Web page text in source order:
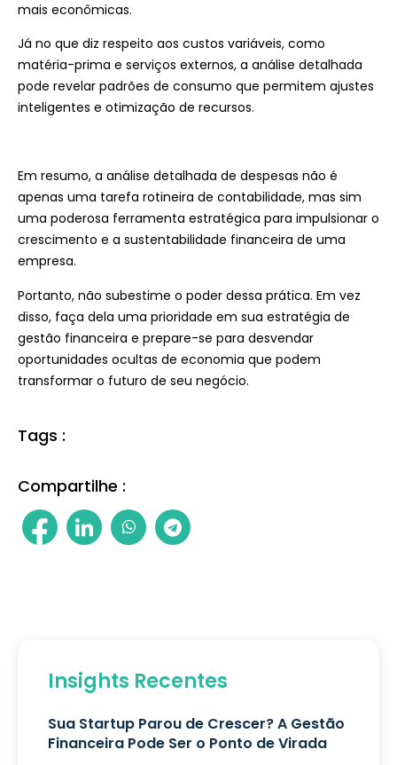
mais econômicas.
Já no que diz respeito aos custos variáveis, como
matéria-prima e serviços externos, a análise detalhada
pode revelar padrões de consumo que permitem ajustes
inteligentes e otimização de recursos.
Em resumo, a análise detalhada de despesas não é
apenas uma tarefa rotineira de contabilidade, mas sim
uma poderosa ferramenta estratégica para impulsionar o
crescimento e a sustentabilidade financeira de uma
empresa.
Portanto, não subestime o poder dessa prática. Em vez
disso, faça dela uma prioridade em sua estratégia de
gestão financeira e prepare-se para desvendar
oportunidades ocultas de economia que podem
transformar o futuro de seu negócio.
Tags :
Compartilhe :
Insights Recentes
Sua Startup Parou de Crescer? A Gestão
Financeira Pode Ser o Ponto de Virada